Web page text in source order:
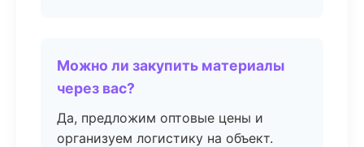
Можно ли закупить материалы
через вас?
Да, предложим оптовые цены и
организуем логистику на объект.